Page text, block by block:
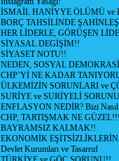
İSMAİL HANİYYE ÖLÜMÜ ve
BORÇ TAHSİLİNDE
HER LİDERLE, GÖRÜŞEN
SİYASAL DEGİŞİM!!
SİYASET NOTU!!
NEDEN, SOSYAL
CHP’Yİ NE KADAR
ÜLKEMİZİN SORUNLARI ve
SURİYE ve SURİYELİ
ENFLASYON NEDİR? Bizi
CHP, TARTIŞMAK NE
BAYRAMSIZ KALMAK!!
EKONOMİK
Devlet Kurumları ve Tasarruf